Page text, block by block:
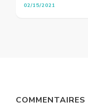
02/15/2021
COMMENTAIRES